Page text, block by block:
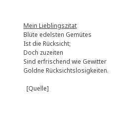
Mein Lieblingszitat
Blüte edelsten Gemütes
Ist die Rücksicht;
Doch zuzeiten
Sind erfrischend wie Gewitter
Goldne Rücksichtslosigkeiten.
[Quelle]